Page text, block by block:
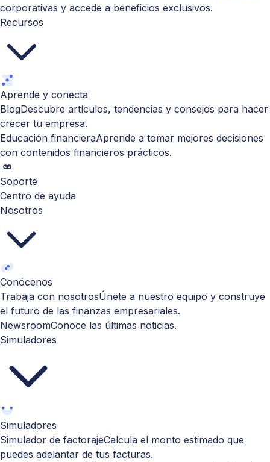
corporativas y accede a beneficios exclusivos.
Recursos
Aprende y conecta
BlogDescubre artículos, tendencias y consejos para hacer
crecer tu empresa.
Educación financieraAprende a tomar mejores decisiones
con contenidos financieros prácticos.
Soporte
Centro de ayuda
Nosotros
Conócenos
Trabaja con nosotrosÚnete a nuestro equipo y construye
el futuro de las finanzas empresariales.
NewsroomConoce las últimas noticias.
Simuladores
Simuladores
Simulador de factorajeCalcula el monto estimado que
puedes adelantar de tus facturas.